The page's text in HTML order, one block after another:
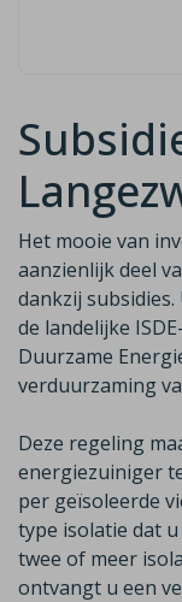
Het mooie van
aanzienlijk deel
dankzij
de landelijke
Duurzame
verduurzaming
Deze regeling
energiezuiniger
per geïsoleerde
type isolatie dat
twee of meer
ontvangt u een